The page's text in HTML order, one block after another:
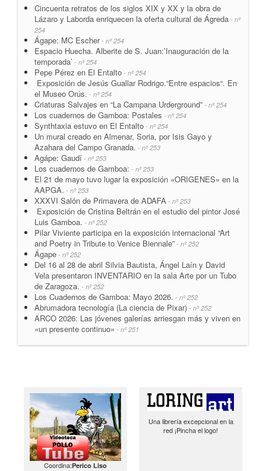
Cincuenta retratos de los siglos XIX y XX y la obra de
Lázaro y Laborda enriquecen la oferta cultural de Ágreda - nº
254
Ágape: MC Escher- nº 254
Espacio Huecha. Alberite de S. Juan:’Inauguración de la
temporada’ - nº 254
Pepe Pérez en El Entalto - nº 254
Exposición de Jesús Guallar Rodrigo.“Entre espacios“. En
el Museo Orús. - nº 254
Criaturas Salvajes en “La Campana Urderground” - nº 254
Los cuadernos de Gamboa: Postales - nº 254
Synthtaxia estuvo en El Entalto - nº 254
Un mural creado en Almenar, Soria, por Isis Gayo y
Azahara del Campo Granada. - nº 253
Agápe: Gaudí - nº 253
Los cuadernos de Gamboa: - nº 253
El 21 de mayo tuvo lugar la exposición «ORIGENES» en la
AAPGA. - nº 253
XXXVI Salón de Primavera de ADAFA - nº 253
Exposición de Cristina Beltrán en el estudio del pintor José
Luis Gamboa. - nº 252
Pilar Viviente participa en la exposición internacional “Art
and Poetry in Tribute to Venice Biennale” - nº 252
Ágape - nº 252
Del 16 al 28 de abril Silvia Bautista, Ángel Laín y David
Vela presentaron INVENTARIO en la sala Arte por un Tubo
de Zaragoza. - nº 252
Los Cuadernos de Gamboa: Mayo 2026. - nº 252
Abrumadora tecnología (La ciencia de Pixar) - nº 252
ARCO 2026: Las jóvenes galerías arriesgan más y viven en
«un presente continuo» - nº 251
Coordina:Perico Liso
Una librería excepcional en la
red ¡Pincha el logo!